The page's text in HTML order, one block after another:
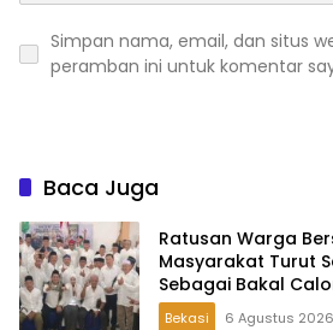
Simpan nama, email, dan situs
peramban ini untuk komentar
Baca Juga
Ratusan Warga
Masyarakat Turut
Sebagai Bakal
Lambangsari
Bekasi 6 Agustus 2026